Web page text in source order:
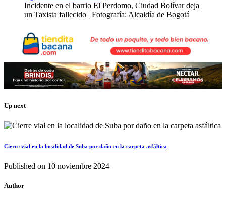
Incidente en el barrio El Perdomo, Ciudad Bolívar deja
un Taxista fallecido | Fotografía: Alcaldía de Bogotá
Up next
Cierre vial en la localidad de Suba por daño en la carpeta asfáltica
Published on 10 noviembre 2024
Author